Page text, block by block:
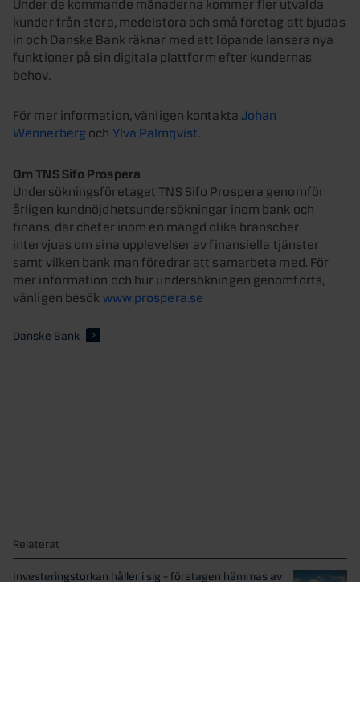
kunder från stora, medelstora och små företag att bjudas
in och Danske Bank räknar med att löpande lansera nya
funktioner på sin digitala plattform efter kundernas
behov.
För mer information, vänligen kontakta Johan
Wennerberg och Ylva Palmqvist
Om TNS Sifo Prospera
Undersökningsföretaget TNS Sifo Prospera genomför
årligen kundnöjdhetsundersökningar inom bank och
finans, där chefer inom en mängd olika branscher
intervjuas om sina upplevelser av finansiella tjänster
samt vilken bank man föredrar att samarbeta med. För
mer information och hur undersökningen genomförts,
vänligen besök www.prospera.se
Danske Bank
Relaterat
Investeringstorkan håller i sig – företagen hämmas av